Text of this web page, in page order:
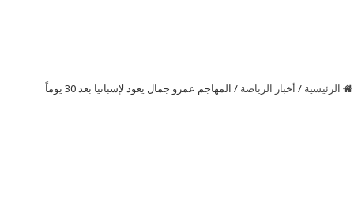
الرئيسية / أخبار الرياضة / المهاجم عمرو جمال يعود لإسبانيا بعد 30 يوماً